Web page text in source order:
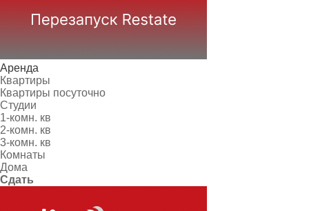
Аренда
Квартиры
Квартиры посуточно
Студии
1-комн. кв
2-комн. кв
3-комн. кв
Комнаты
Дома
Сдать